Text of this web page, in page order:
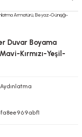
Duvar Boyama
Kırmızı-Yeşil-